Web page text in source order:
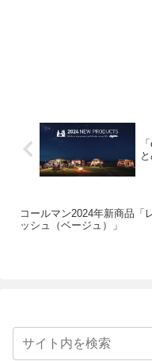
コールマン2024年新商品「
ッシュ（ベージュ）」